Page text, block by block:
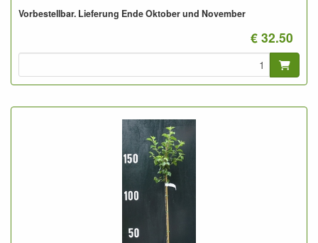
Pflanzabstand: 5 bis 6 Meter
Foto: Halbstamm 3-Jährig, nicht geschnitten.
Vorbestellbar. Lieferung Ende Oktober und November
€ 32.50